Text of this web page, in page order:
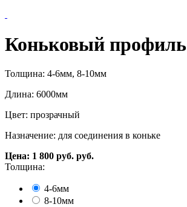
Коньковый профиль
Толщина: 4-6мм, 8-10мм
Длина: 6000мм
Цвет: прозрачный
Назначение: для соединения в коньке
Цена: 1 800 руб. руб.
Толщина:
4-6мм
8-10мм